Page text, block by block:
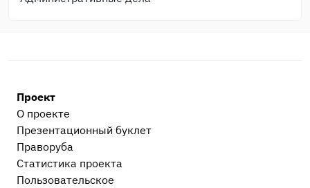
После приговора или решения суда
Исполнительное производство
Прочее
Остальные дела, не вошедшие в другие
категории 1
Проект
О проекте
Презентационный букл​ет
Праворуба
Статистика проекта
Пользовательское